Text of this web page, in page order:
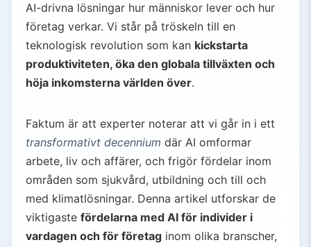
AI-drivna lösningar hur människor lever och hur
företag verkar. Vi står på tröskeln till en
teknologisk revolution som kan kickstarta
produktiviteten, öka den globala tillväxten och
höja inkomsterna världen över.
Faktum är att experter noterar att vi går in i ett
transformativt decennium där AI omformar
arbete, liv och affärer, och frigör fördelar inom
områden som sjukvård, utbildning och till och
med klimatlösningar. Denna artikel utforskar de
viktigaste fördelarna med AI för individer i
vardagen och för företag inom olika branscher,